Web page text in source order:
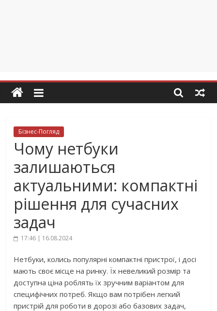
Бізнес-Погляд
Чому нетбуки
залишаються
актуальними: компактні
рішення для сучасних
задач
17:46 | 16.08.2024
Нетбуки, колись популярні компактні пристрої, і досі
мають своє місце на ринку. Їх невеликий розмір та
доступна ціна роблять їх зручним варіантом для
специфічних потреб. Якщо вам потрібен легкий
пристрій для роботи в дорозі або базових задач,